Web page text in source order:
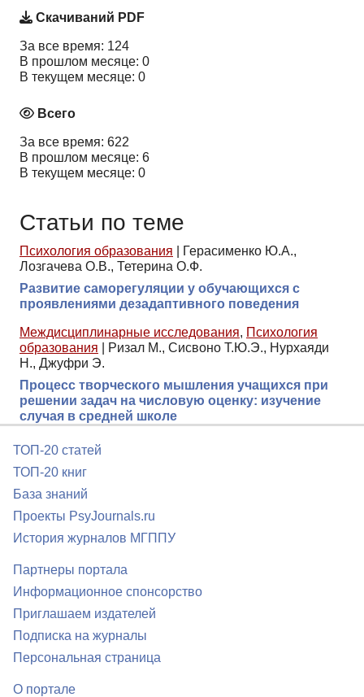
Скачиваний PDF
За все время: 124
В прошлом месяце: 0
В текущем месяце: 0
Всего
За все время: 622
В прошлом месяце: 6
В текущем месяце: 0
Статьи по теме
Психология образования
Герасименко Ю.А.,
Лозгачева О.В., Тетерина О.Ф.
Развитие саморегуляции у обучающихся с
проявлениями дезадаптивного поведения
Междисциплинарные исследования, Психология
образования
Ризал М., Сисвоно Т.Ю.Э., Нурхаяди
Н., Джуфри Э.
Процесс творческого мышления учащихся при
решении задач на числовую оценку: изучение
случая в средней школе
ТОП-20 статей
ТОП-20 книг
База знаний
Проекты PsyJournals.ru
История журналов МГППУ
Партнеры портала
Информационное спонсорство
Приглашаем издателей
Подписка на журналы
Персональная страница
О портале